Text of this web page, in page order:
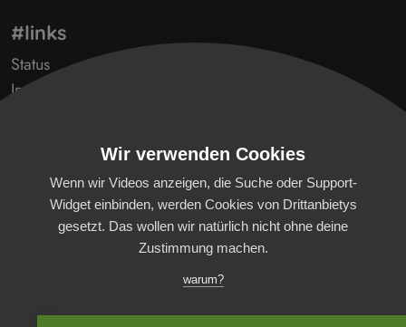
#links
Status
Impressum
Transparenzbericht
Gendern
Kontakt
Öffentlichkeit
Wir verwenden Cookies
Wenn wir Videos anzeigen, die Suche oder Support-
Widget einbinden, werden Cookies von Drittanbietys
gesetzt. Das wollen wir natürlich nicht ohne deine
Zustimmung machen.
warum?